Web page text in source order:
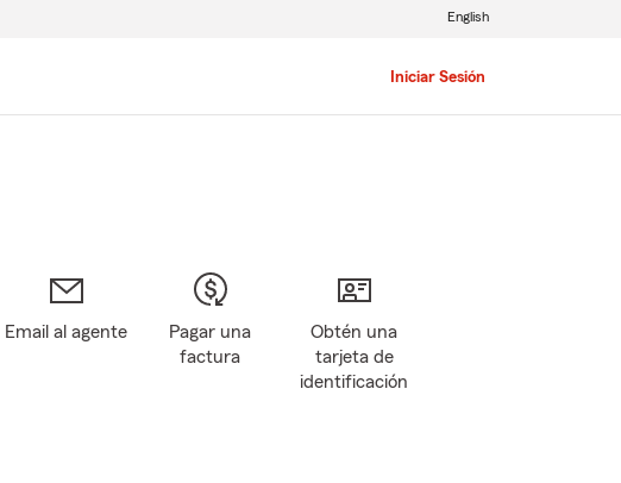
Iniciar Sesión
English
Email al agente
Pagar una
factura
Obtén una
tarjeta de
identificación